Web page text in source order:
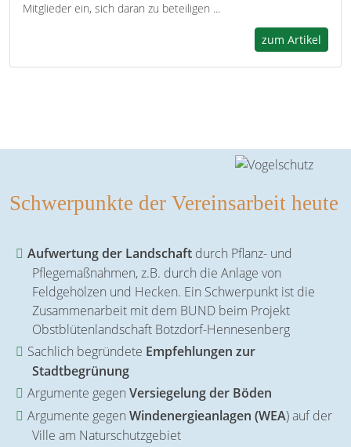
Mitglieder ein, sich daran zu beteiligen ...
zum Artikel
Schwerpunkte der Vereinsarbeit heute
Aufwertung der Landschaft durch Pflanz- und
Pflegemaßnahmen, z.B. durch die Anlage von
Feldgehölzen und Hecken. Ein Schwerpunkt ist die
Zusammenarbeit mit dem BUND beim Projekt
Obstblütenlandschaft Botzdorf-Hennesenberg
Sachlich begründete Empfehlungen zur
Stadtbegrünung
Argumente gegen Versiegelung der Böden
Argumente gegen Windenergieanlagen (WEA) auf der
Ville am Naturschutzgebiet